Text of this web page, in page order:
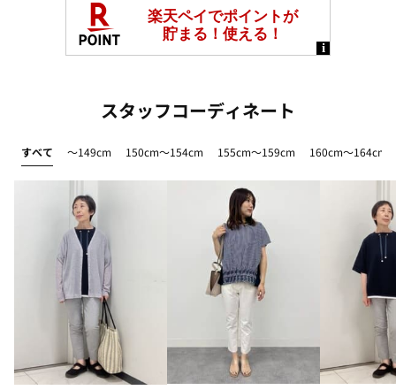
スタッフコーディネート
すべて ～149cm 150cm～154cm 155cm～159cm 160cm～164cm